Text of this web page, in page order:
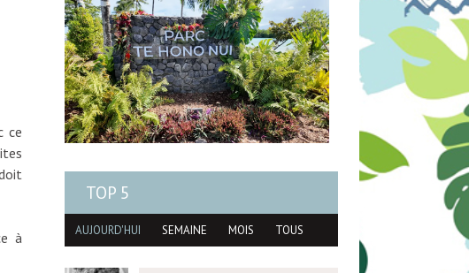
ce
à
TOP 5
AUJOURD'HUI SEMAINE MOIS TOUS